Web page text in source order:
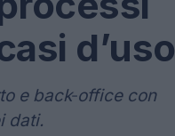
d’uso
e back‑office con
dati.